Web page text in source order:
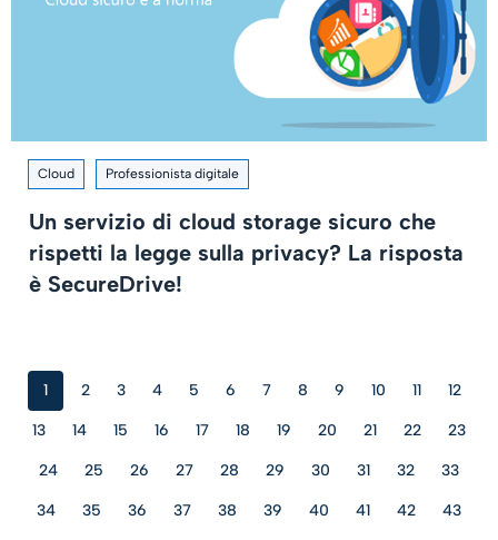
Cloud Professionista digitale
Un servizio di cloud storage sicuro che
rispetti la legge sulla privacy? La risposta
è SecureDrive!
1 2 3 4 5 6 7 8 9 10 11 12
13 14 15 16 17 18 19 20 21 22 23
24 25 26 27 28 29 30 31 32 33
34 35 36 37 38 39 40 41 42 43